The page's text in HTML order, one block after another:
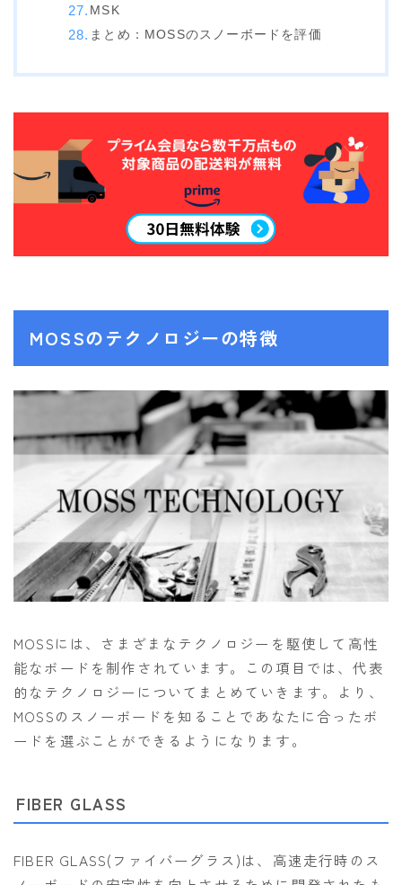
ブーツ
BURTON
DEELUXE
FLUX
HEAD
NORTHWAVE
RIDE
SALOMON
ゴーグル
anon.
DICE
DRAGON
ELECTRIC
OAKLEY
SMITH
ウェア
AA HARDWEAR
ANTHEM
MSK
まとめ：MOSSのスノーボードを評価
MOSSのテクノロジーの特徴
MOSSには、さまざまなテクノロジーを駆使して高性
能なボードを制作されています。この項目では、代表
的なテクノロジーについてまとめていきます。より、
MOSSのスノーボードを知ることであなたに合ったボ
ードを選ぶことができるようになります。
FIBER GLASS
FIBER GLASS(ファイバーグラス)は、高速走行時のス